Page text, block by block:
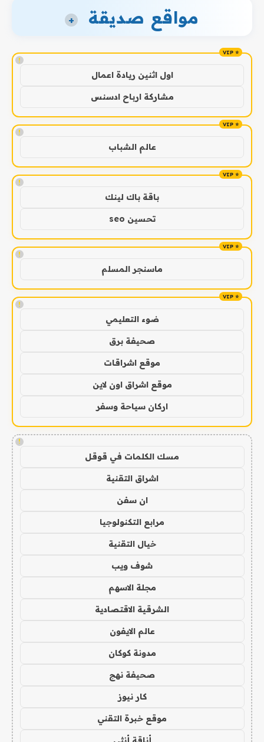
مواقع صديقة +
!
اول اثنين ريادة اعمال
مشاركة ارباح ادسنس
!
عالم الشباب
!
باقة باك لينك
تحسين seo
!
ماسنجر المسلم
!
ضوء التعليمي
صحيفة برق
موقع اشراقات
موقع اشراق اون لاين
اركان سياحة وسفر
!
مسك الكلمات في قوقل
اشراق التقنية
ان سفن
مرابع التكنولوجيا
خيال التقنية
شوف ويب
مجلة الاسهم
الشرقية الاقتصادية
عالم الايفون
مدونة كوكان
صحيفة نهج
كار نيوز
موقع خبرة التقني